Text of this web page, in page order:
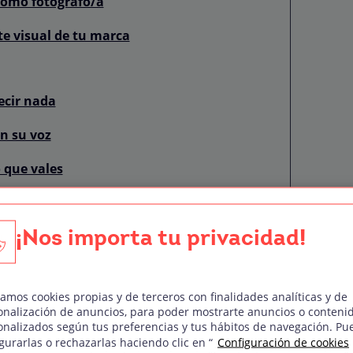
visual de tu marca
nada
su voz
vales
que aprovéchalo
es y qué no es una
¡Nos importa tu privacidad!
cookies propias y de terceros con finalidades analíticas y de
de anuncios, para poder mostrarte anuncios o
según tus preferencias y tus hábitos de navegación.
o rechazarlas haciendo clic en “ Configuración de cookies